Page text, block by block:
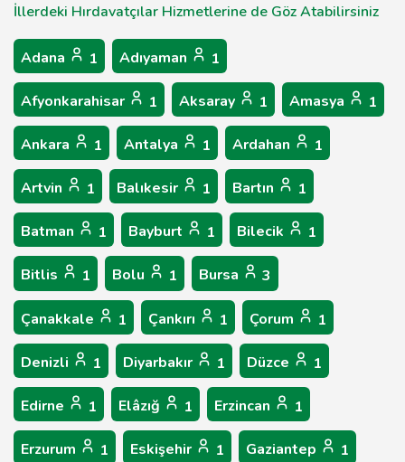
İllerdeki Hırdavatçılar Hizmetlerine de Göz Atabilirsiniz
Adana 1 Adıyaman 1
Afyonkarahisar 1 Aksaray 1 Amasya 1
Ankara 1 Antalya 1 Ardahan 1
Artvin 1 Balıkesir 1 Bartın 1
Batman 1 Bayburt 1 Bilecik 1
Bitlis 1 Bolu 1 Bursa 3
Çanakkale 1 Çankırı 1 Çorum 1
Denizli 1 Diyarbakır 1 Düzce 1
Edirne 1 Elâzığ 1 Erzincan 1
Erzurum 1 Eskişehir 1 Gaziantep 1